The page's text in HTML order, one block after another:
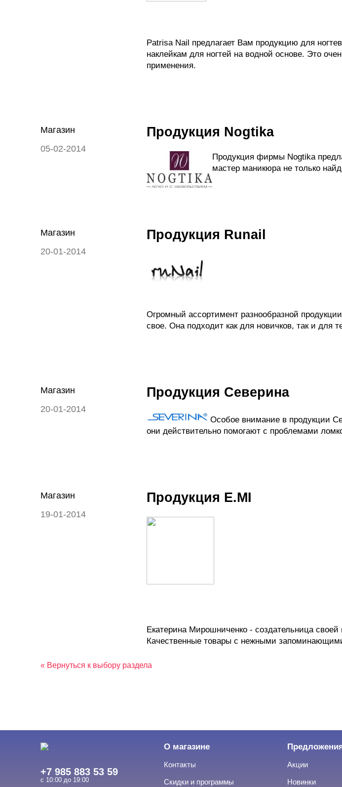
Patrisa Nail предлагает Вам продукцию для
наклейкам для ногтей на водной основе. Это
применения.
Магазин
05-02-2014
Продукция Nogtika
Продукция фирмы Nogtika
мастер маникюра не только
Магазин
20-01-2014
Продукция Runail
Огромный ассортимент разнообразной
свое. Она подходит как для новичков, так и для
Магазин
20-01-2014
Продукция Северина
Особое внимание в продукции
они действительно помогают с проблемами
Магазин
19-01-2014
Продукция E.MI
Екатерина Мирошниченко - создательница
Качественные товары с нежными
« Вернуться к выбору раздела
+7 985 883 53 59
с 10:00 до 19:00
О магазине
Контакты
Скидки и программы
Акции
Новинки